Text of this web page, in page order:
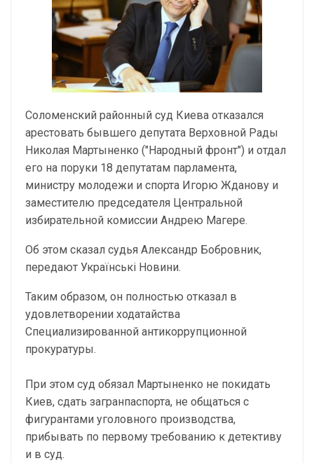
Соломенский районный суд Киева отказался
арестовать бывшего депутата Верховной Рады
Николая Мартыненко ("Народный фронт") и отдал
его на поруки 18 депутатам парламента,
министру молодежи и спорта Игорю Жданову и
заместителю председателя Центральной
избирательной комиссии Андрею Магере.
Об этом сказал судья Александр Бобровник,
передают Українські Новини.
Таким образом, он полностью отказал в
удовлетворении ходатайства
Специализированной антикоррупционной
прокуратуры.
При этом суд обязал Мартыненко не покидать
Киев, сдать загранпаспорта, не общаться с
фигурантами уголовного производства,
прибывать по первому требованию к детективу
и в суд.